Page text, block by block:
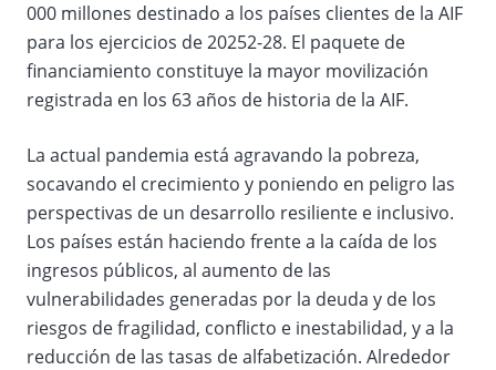
000 millones destinado a los países clientes de la AIF
para los ejercicios de 20252-28. El paquete de
financiamiento constituye la mayor movilización
registrada en los 63 años de historia de la AIF.
La actual pandemia está agravando la pobreza,
socavando el crecimiento y poniendo en peligro las
perspectivas de un desarrollo resiliente e inclusivo.
Los países están haciendo frente a la caída de los
ingresos públicos, al aumento de las
vulnerabilidades generadas por la deuda y de los
riesgos de fragilidad, conflicto e inestabilidad, y a la
reducción de las tasas de alfabetización. Alrededor